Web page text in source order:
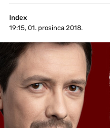
Index
19:15, 01. prosinca 2018.